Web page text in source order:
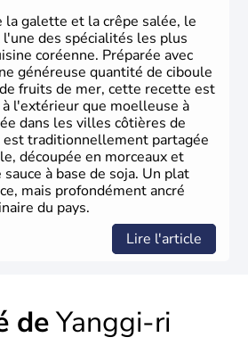
galette et la crêpe salée, le
des spécialités les plus
coréenne. Préparée avec
généreuse quantité de ciboule
fruits de mer, cette recette est
l'extérieur que moelleuse à
dans les villes côtières de
est traditionnellement partagée
découpée en morceaux et
à base de soja. Un plat
mais profondément ancré
du pays.
Lire l'article
deYanggi-ri